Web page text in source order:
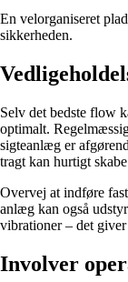
En velorganiseret
sikkerheden.
Selv det bedste flow
optimalt.
sigteanlæg er
tragt kan hurtigt
Overvej at indføre
anlæg kan også
vibrationer – det
Involver